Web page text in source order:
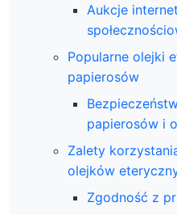
Aukcje
Popularne olejki
papierosów
papierosów i
Zalety
olejków
Zgodność z